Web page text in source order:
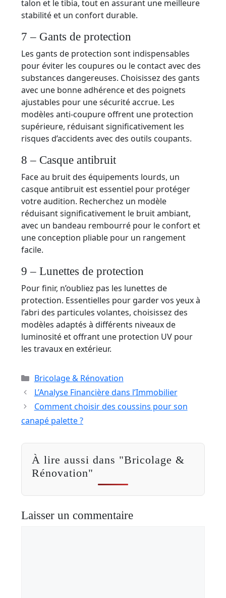
talon et le tibia, tout en assurant une meilleure
stabilité et un confort durable.
7 – Gants de protection
Les gants de protection sont indispensables
pour éviter les coupures ou le contact avec des
substances dangereuses. Choisissez des gants
avec une bonne adhérence et des poignets
ajustables pour une sécurité accrue. Les
modèles anti-coupure offrent une protection
supérieure, réduisant significativement les
risques d’accidents avec des outils coupants.
8 – Casque antibruit
Face au bruit des équipements lourds, un
casque antibruit est essentiel pour protéger
votre audition. Recherchez un modèle
réduisant significativement le bruit ambiant,
avec un bandeau rembourré pour le confort et
une conception pliable pour un rangement
facile.
9 – Lunettes de protection
Pour finir, n’oubliez pas les lunettes de
protection. Essentielles pour garder vos yeux à
l’abri des particules volantes, choisissez des
modèles adaptés à différents niveaux de
luminosité et offrant une protection UV pour
les travaux en extérieur.
Catégories
Bricolage & Rénovation
L’Analyse Financière dans l’Immobilier
Comment choisir des coussins pour son
canapé palette ?
À lire aussi dans "Bricolage &
Rénovation"
Laisser un commentaire